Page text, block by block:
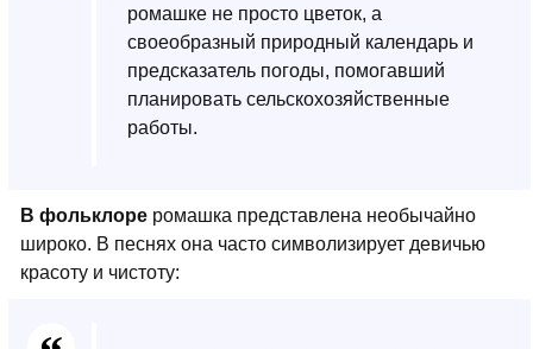
ромашке не просто цветок, а
своеобразный природный календарь и
предсказатель погоды, помогавший
планировать сельскохозяйственные
работы.
В фольклоре ромашка представлена необычайно
широко. В песнях она часто символизирует девичью
красоту и чистоту: